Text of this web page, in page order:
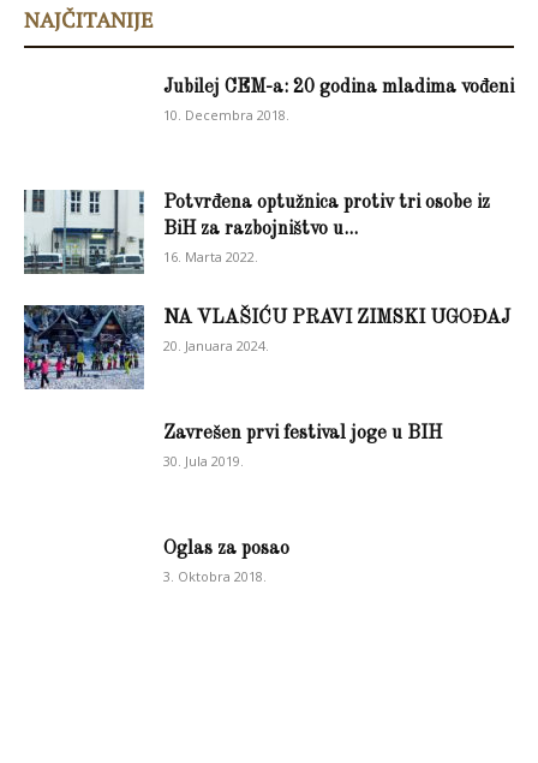
NAJČITANIJE
Jubilej CEM-a: 20 godina mladima vođeni
10. Decembra 2018.
Potvrđena optužnica protiv tri osobe iz
BiH za razbojništvo u...
16. Marta 2022.
NA VLAŠIĆU PRAVI ZIMSKI UGOĐAJ
20. Januara 2024.
Zavrešen prvi festival joge u BIH
30. Jula 2019.
Oglas za posao
3. Oktobra 2018.